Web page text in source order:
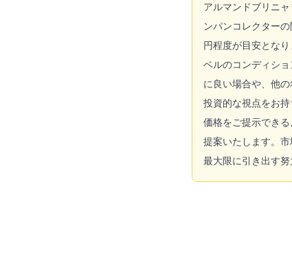
アルマンドブリニ
ンパンコレクター
円程度が目安とな
ベルのコンディシ
に良い場合や、他
投資的な視点をお
価格をご提示でき
提案いたします。
最大限に引き出す努